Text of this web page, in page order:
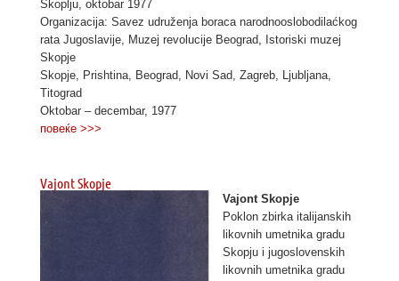
Skoplju, oktobar 1977
Organizacija: Savez udruženja boraca narodnooslobodilaćkog
rata Jugoslavije, Muzej revolucije Beograd, Istoriski muzej
Skopje
Skopje, Prishtina, Beograd, Novi Sad, Zagreb, Ljubljana,
Titograd
Oktobar – decembar, 1977
повеќе >>>
Vajont Skopje
Vajont Skopje
Poklon zbirka italijanskih
likovnih umetnika gradu
Skopju i jugoslovenskih
likovnih umetnika gradu